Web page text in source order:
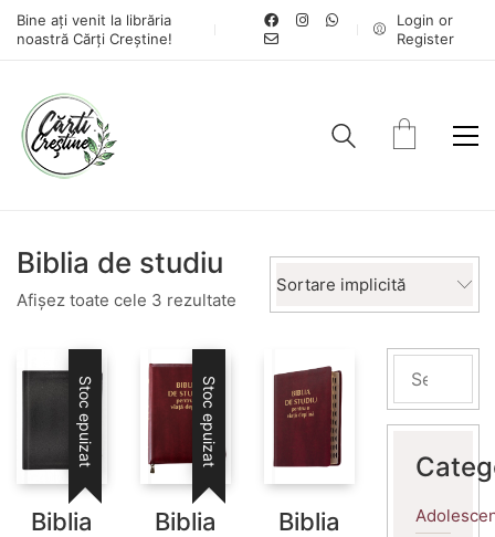
Bine ați venit la librăria
noastră Cărți Creștine!
Login or
Register
Biblia de studiu
Afișez toate cele 3 rezultate
Sortare implicită
Stoc epuizat
Biblia
Stoc epuizat
Biblia
Biblia